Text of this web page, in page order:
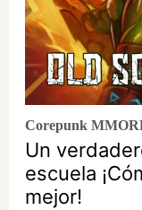
Corepunk
Un
escuela
mejor!